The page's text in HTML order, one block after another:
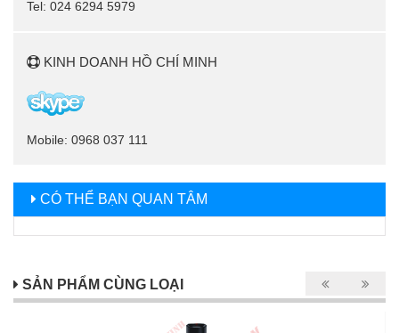
Tel: 024 6294 5979
KINH DOANH HỒ CHÍ MINH
Mobile: 0968 037 111
CÓ THỂ BẠN QUAN TÂM
SẢN PHẨM CÙNG LOẠI